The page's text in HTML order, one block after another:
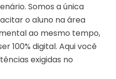
Somos a única
o aluno na área
ao mesmo tempo,
100% digital. Aqui você
exigidas no